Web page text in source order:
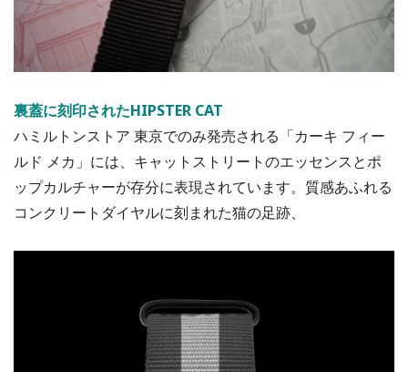
裏蓋に刻印されたHIPSTER CAT
ハミルトンストア 東京でのみ発売される「カーキ フィー
ルド メカ」には、キャットストリートのエッセンスとポ
ップカルチャーが存分に表現されています。質感あふれる
コンクリートダイヤルに刻まれた猫の足跡、